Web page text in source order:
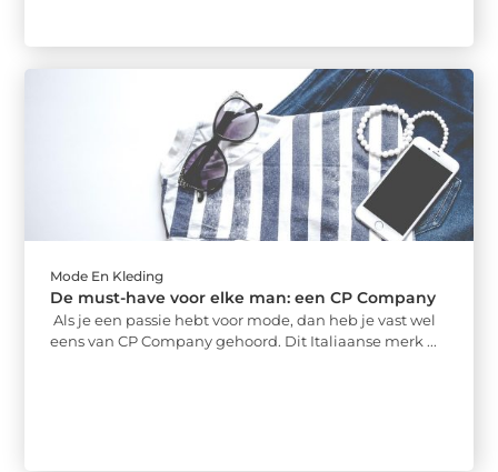
Mode En Kleding
De must-have voor elke man: een CP Company
Als je een passie hebt voor mode, dan heb je vast wel
eens van CP Company gehoord. Dit Italiaanse merk ...